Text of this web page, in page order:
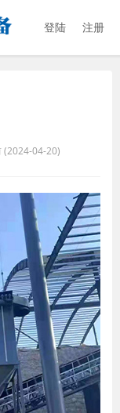
登陆 注册
(2024-04-20)